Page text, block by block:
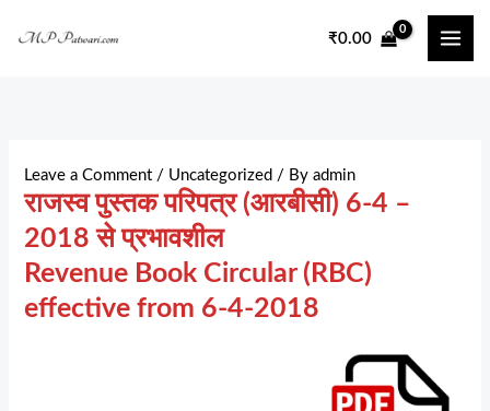
₹0.00
Leave a Comment / Uncategorized / Byadmin
राजस्व पुस्तक परिपत्र (आरबीसी) 6-4 –
2018 से प्रभावशील
Revenue Book Circular (RBC)
effective from 6-4-2018